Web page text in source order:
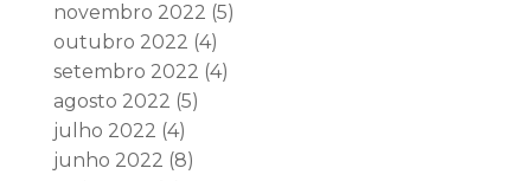
novembro 2022 (5)
outubro 2022 (4)
setembro 2022 (4)
agosto 2022 (5)
julho 2022 (4)
junho 2022 (8)